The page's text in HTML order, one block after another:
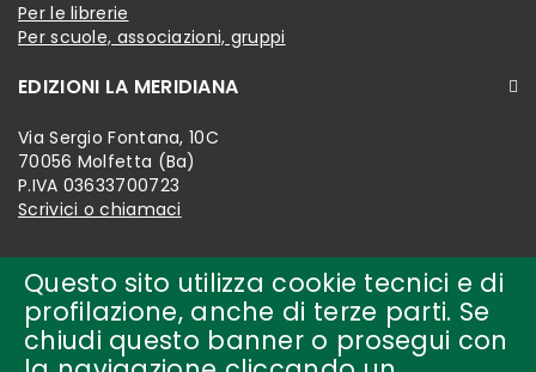
Questo sito utilizza cookie tecnici e di
profilazione, anche di terze parti. Se
chiudi questo banner o prosegui con
Per le librerie
Per scuole, associazioni, gruppi
EDIZIONI LA MERIDIANA
Via Sergio Fontana, 10C
70056 Molfetta (Ba)
P.IVA 03633700723
Scrivici o chiamaci